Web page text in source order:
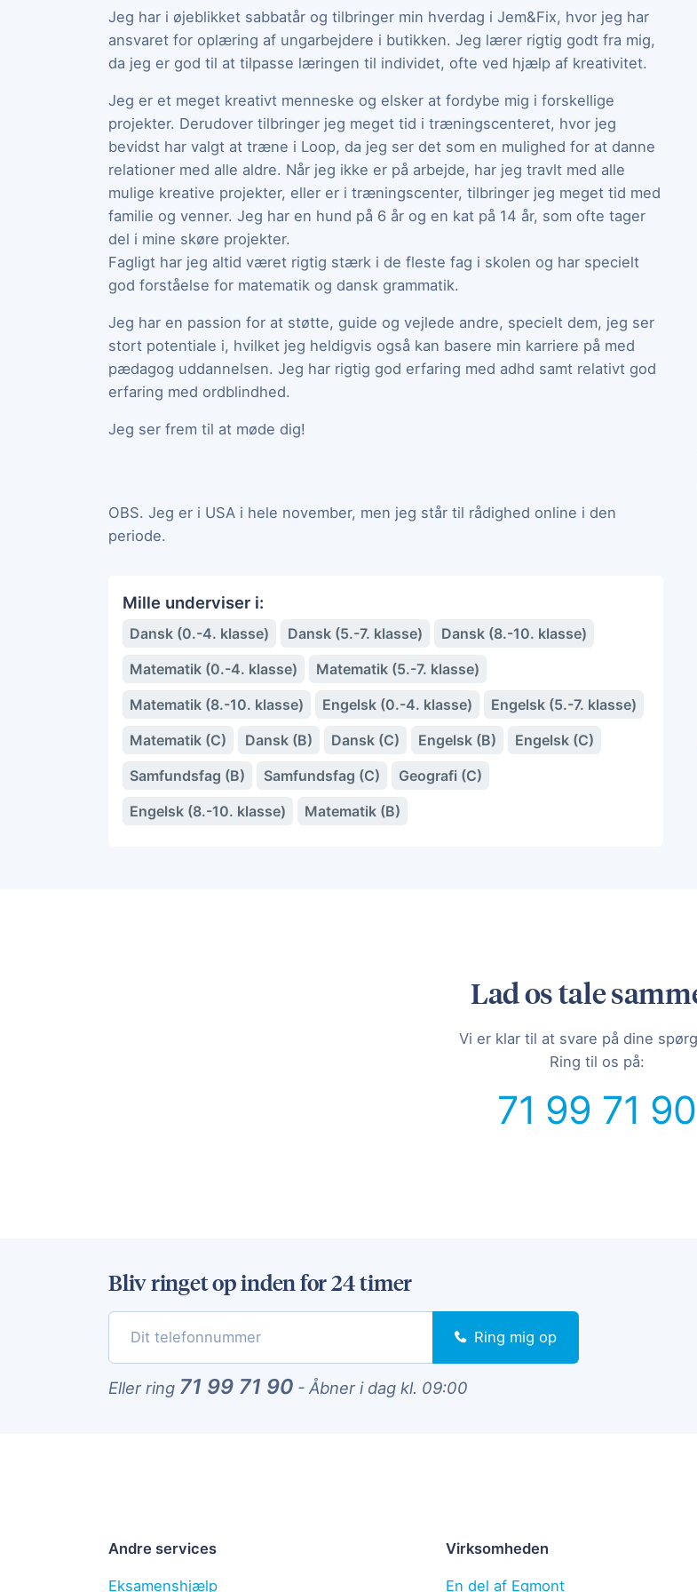
Jeg har i øjeblikket sabbatår og tilbringer min hverdag i Jem&Fix, hvor jeg har
ansvaret for oplæring af ungarbejdere i butikken. Jeg lærer rigtig godt fra mig,
da jeg er god til at tilpasse læringen til individet, ofte ved hjælp af kreativitet.
Jeg er et meget kreativt menneske og elsker at fordybe mig i forskellige
projekter. Derudover tilbringer jeg meget tid i træningscenteret, hvor jeg
bevidst har valgt at træne i Loop, da jeg ser det som en mulighed for at danne
relationer med alle aldre. Når jeg ikke er på arbejde, har jeg travlt med alle
mulige kreative projekter, eller er i træningscenter, tilbringer jeg meget tid med
familie og venner. Jeg har en hund på 6 år og en kat på 14 år, som ofte tager
del i mine skøre projekter.
Fagligt har jeg altid været rigtig stærk i de fleste fag i skolen og har specielt
god forståelse for matematik og dansk grammatik.
Jeg har en passion for at støtte, guide og vejlede andre, specielt dem, jeg ser
stort potentiale i, hvilket jeg heldigvis også kan basere min karriere på med
pædagog uddannelsen. Jeg har rigtig god erfaring med adhd samt relativt god
erfaring med ordblindhed.
Jeg ser frem til at møde dig!
OBS. Jeg er i USA i hele november, men jeg står til rådighed online i den
periode.
Mille underviser i:
Dansk (0.-4. klasse) Dansk (5.-7. klasse)
Dansk (8.-10. klasse)
Matematik (0.-4. klasse)
Matematik (5.-7. klasse)
Matematik (8.-10. klasse)
Engelsk (0.-4. klasse)
Engelsk (5.-7. klasse)
Matematik (C)
Dansk (B) Dansk (C) Engelsk (B)
Engelsk (C)
Samfundsfag (B)
Samfundsfag (C)
Geografi (C)
Engelsk (8.-10. klasse)
Matematik (B)
Lad os tale
Vi er klar til at svare på dine
Ring til os på:
71 99 71 90
Bliv ringet op inden for 24 timer
Ring mig op
Eller ring 71 99 71 90 - Åbner i dag kl. 09:00
Andre services
Eksamenshjælp
Virksomheden
En del af Egmont